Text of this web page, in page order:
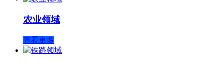
农业领域
查看更多